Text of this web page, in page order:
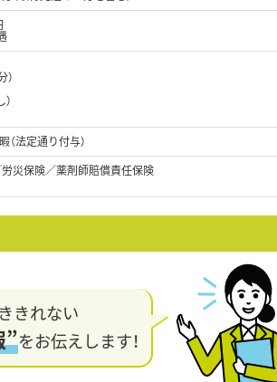
）
法定通り付与）
災保険／薬剤師賠償責任保険
きれない
”をお伝えします！